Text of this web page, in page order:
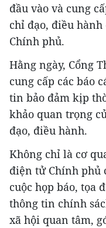
đầu vào và cung
chỉ đạo, điều
Chính phủ.
Hằng ngày, Cổng
cung cấp các báo
tin bảo đảm kịp
khảo quan trọng
đạo, điều hành.
Không chỉ là cơ
điện tử Chính phủ
cuộc họp báo, tọa
thông tin chính
xã hội quan tâm,